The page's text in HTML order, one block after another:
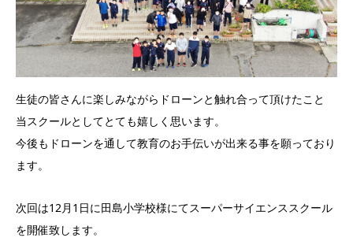
生徒の皆さんに楽しみながらドローンと触れ合って頂けたこと
当スクールとしてとても嬉しく思います。
今後もドローンを通して教育のお手伝いが出来る事を願っており
ます。
次回は12月1日に田島小学校様にてスーパーサイエンススクール
を開催致します。